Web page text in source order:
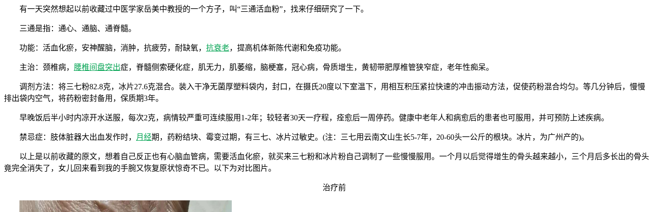
有一天突然想起以前收藏过中医学家岳美中教授的一个方子，叫“三通活血粉”，找来仔细研究了一下。
三通是指：通心、通脑、通脊髓。
功能：活血化瘀，安神醒脑，消肿，抗疲劳，耐缺氧， 抗衰老，提高机体新陈代谢和免疫功能。
主治：颈椎病， 腰椎间盘突出症，脊髓侧索硬化症，肌无力，肌萎缩，脑梗塞，冠心病，骨质增生，黄韧带肥厚椎管狭窄症，老年性痴呆。
调剂方法：将三七粉82.8克，冰片27.6克混合。装入干净无菌厚塑料袋内，封口，在摄氏20度以下室温下，用相互积压紧拉快速的冲击振动方法，促使药粉混合均匀。等几分钟后，慢慢
排出袋内空气，将药粉密封备用，保质期3年。
早晚饭后半小时内凉开水送服，每次2克，病情较严重可连续服用1-2年；较轻者30天一疗程，痊愈后一周停药。健康中老年人和病愈后的患者也可服用，并可预防上述疾病。
禁忌症：肢体脏器大出血发作时， 月经期，药粉结块、霉变过期，有三七、冰片过敏史。(注：三七用云南文山生长5-7年，20-60头一公斤的根块。冰片，为广州产的)。
以上是以前收藏的原文，想着自己反正也有心脑血管病，需要活血化瘀，就买来三七粉和冰片粉自己调制了一些慢慢服用。一个月以后觉得增生的骨头越来越小，三个月后多长出的骨头
竟完全消失了，女儿回来看到我的手腕又恢复原状惊奇不已。以下为对比图片。
治疗前